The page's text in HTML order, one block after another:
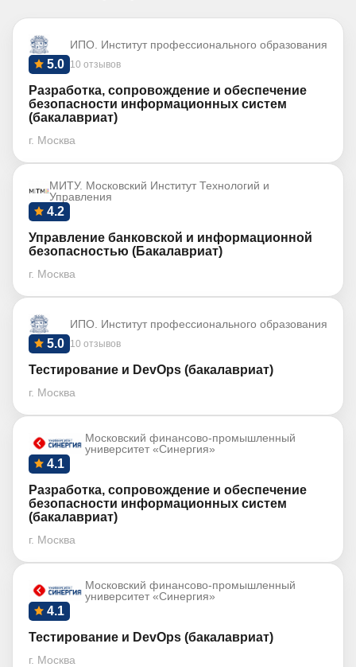
ИПО. Институт профессионального образования
10 отзывов
5.0
Разработка, сопровождение и обеспечение
безопасности информационных систем
(бакалавриат)
г. Москва
МИТУ. Московский Институт Технологий и
Управления
4.2
Управление банковской и информационной
безопасностью (Бакалавриат)
г. Москва
ИПО. Институт профессионального образования
10 отзывов
5.0
Тестирование и DevOps (бакалавриат)
г. Москва
Московский финансово-промышленный
университет «Синергия»
4.1
Разработка, сопровождение и обеспечение
безопасности информационных систем
(бакалавриат)
г. Москва
Московский финансово-промышленный
университет «Синергия»
4.1
Тестирование и DevOps (бакалавриат)
г. Москва